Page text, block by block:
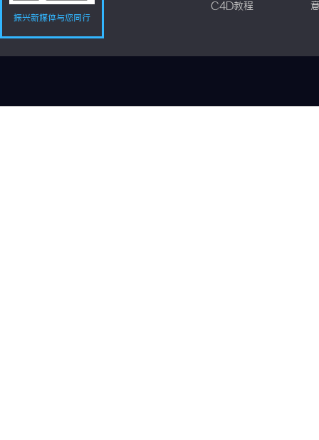
振兴新媒体与您同行
C4D教程